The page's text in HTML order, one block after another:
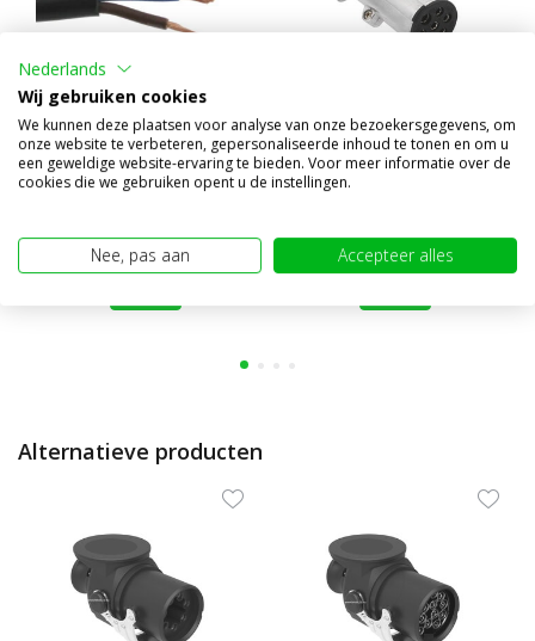
Aansluitkabel 3 aderig 3x
1,5 mm²
Aluminium stekker 24V type
N, 7 pins
Alternatieve producten
Nederlands
Wij gebruiken cookies
We kunnen deze plaatsen voor analyse van onze bezoekersgegevens, om
onze website te verbeteren, gepersonaliseerde inhoud te tonen en om u
een geweldige website-ervaring te bieden. Voor meer informatie over de
cookies die we gebruiken opent u de instellingen.
Nee, pas aan Accepteer alles